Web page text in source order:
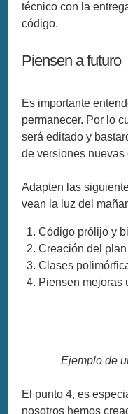
técnico con la
código.
Piensen a futuro
Es importante
permanecer. Por lo
será editado y
de versiones
Adapten las
vean la luz del
Código prólijo y
Creación del
Clases
Piensen mejoras
Ejemplo de
El punto 4, es
nosotros hemos